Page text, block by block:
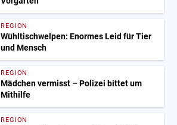
REGION
Wühltischwelpen: Enormes Leid für Tier
und Mensch
REGION
Mädchen vermisst – Polizei bittet um
Mithilfe
REGION